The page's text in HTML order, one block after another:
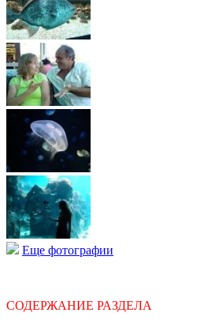
Еще фотографии
СОДЕРЖАНИЕ РАЗДЕЛА